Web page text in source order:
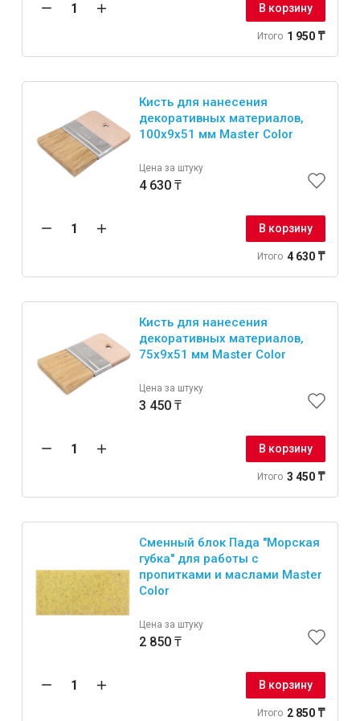
В корзину
Итого 1 950 ₸
Кисть для нанесения
декоративных материалов,
100x9x51 мм Master Color
Цена за штуку
4 630 ₸
В корзину
Итого 4 630 ₸
Кисть для нанесения
декоративных материалов,
75x9x51 мм Master Color
Цена за штуку
3 450 ₸
В корзину
Итого 3 450 ₸
Сменный блок Пада "Морская
губка" для работы с
пропитками и маслами Master
Color
Цена за штуку
2 850 ₸
В корзину
Итого 2 850 ₸